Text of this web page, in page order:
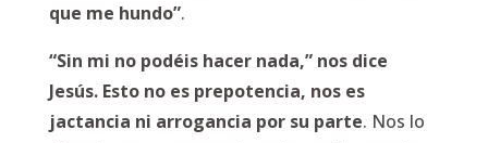
que me hundo”.
“Sin mi no podéis hacer nada,” nos dice
Jesús. Esto no es prepotencia, nos es
jactancia ni arrogancia por su parte. Nos lo